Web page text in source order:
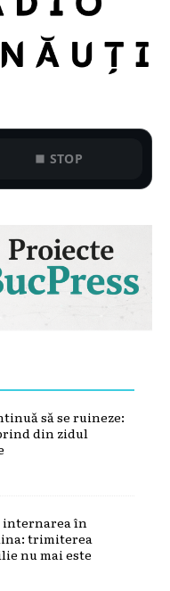
STOP
să se ruineze:
din zidul
în
trimiterea
nu mai este